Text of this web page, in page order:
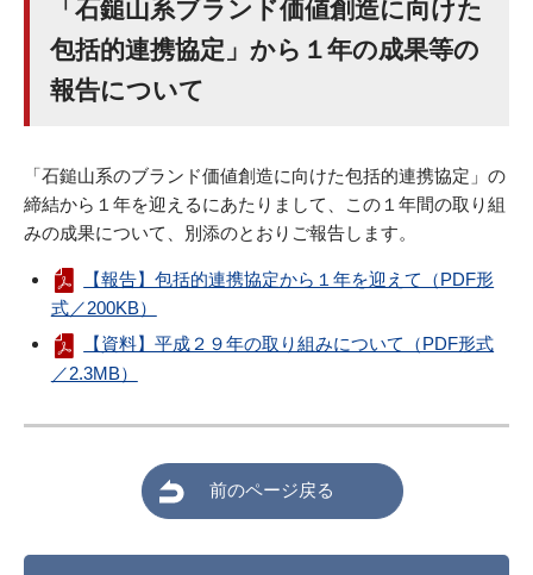
「石鎚山系ブランド価値創造に向けた
包括的連携協定」から１年の成果等の
報告について
「石鎚山系のブランド価値創造に向けた包括的連携協定」の
締結から１年を迎えるにあたりまして、この１年間の取り組
みの成果について、別添のとおりご報告します。
【報告】包括的連携協定から１年を迎えて（PDF形
式／200KB）
【資料】平成２９年の取り組みについて（PDF形式
／2.3MB）
前のページ戻る